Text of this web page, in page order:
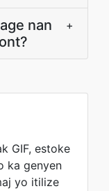
nan
+
GIF, estoke
ka genyen
yo itilize